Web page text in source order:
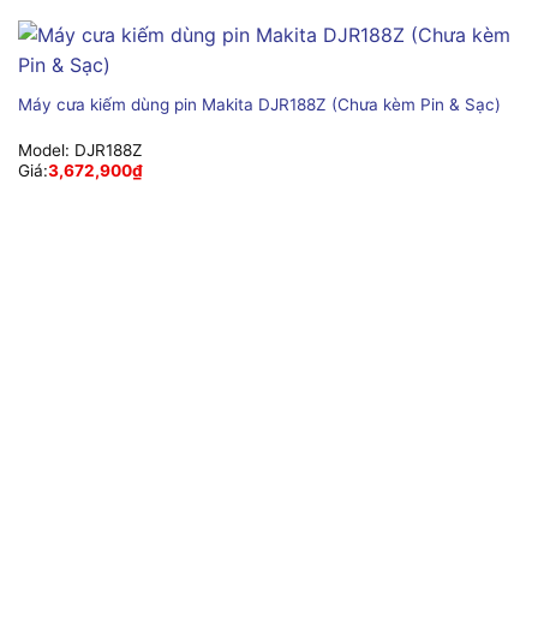
Máy cưa kiếm dùng pin Makita DJR188Z (Chưa kèm Pin & Sạc)
Model: DJR188Z
Giá:3,672,900₫